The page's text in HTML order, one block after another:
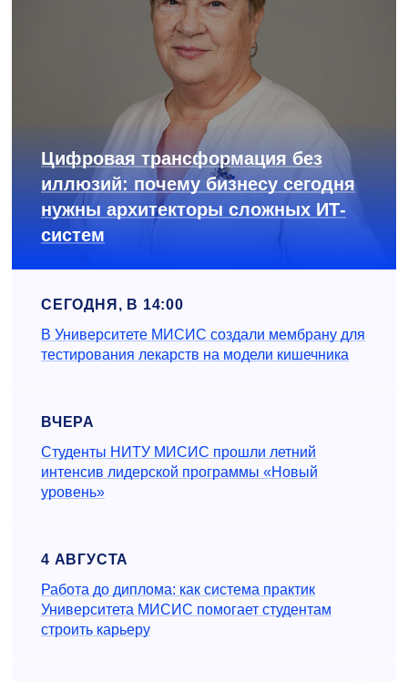
Цифровая трансформация без
иллюзий: почему бизнесу сегодня
нужны архитекторы сложных ИТ-
систем
СЕГОДНЯ, В 14:00
В Университете МИСИС создали мембрану для
тестирования лекарств на модели кишечника
ВЧЕРА
Студенты НИТУ МИСИС прошли летний
интенсив лидерской программы «Новый
уровень»
4 АВГУСТА
Работа до диплома: как система практик
Университета МИСИС помогает студентам
строить карьеру